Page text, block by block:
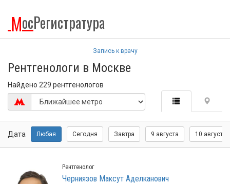
МосРегистратура
Запись к врачу
Рентгенологи в Москве
Найдено 229 рентгенологов
Дата Любая Сегодня Завтра 9 августа 10 августа
Рентгенолог
Черниязов Максут Аделканович